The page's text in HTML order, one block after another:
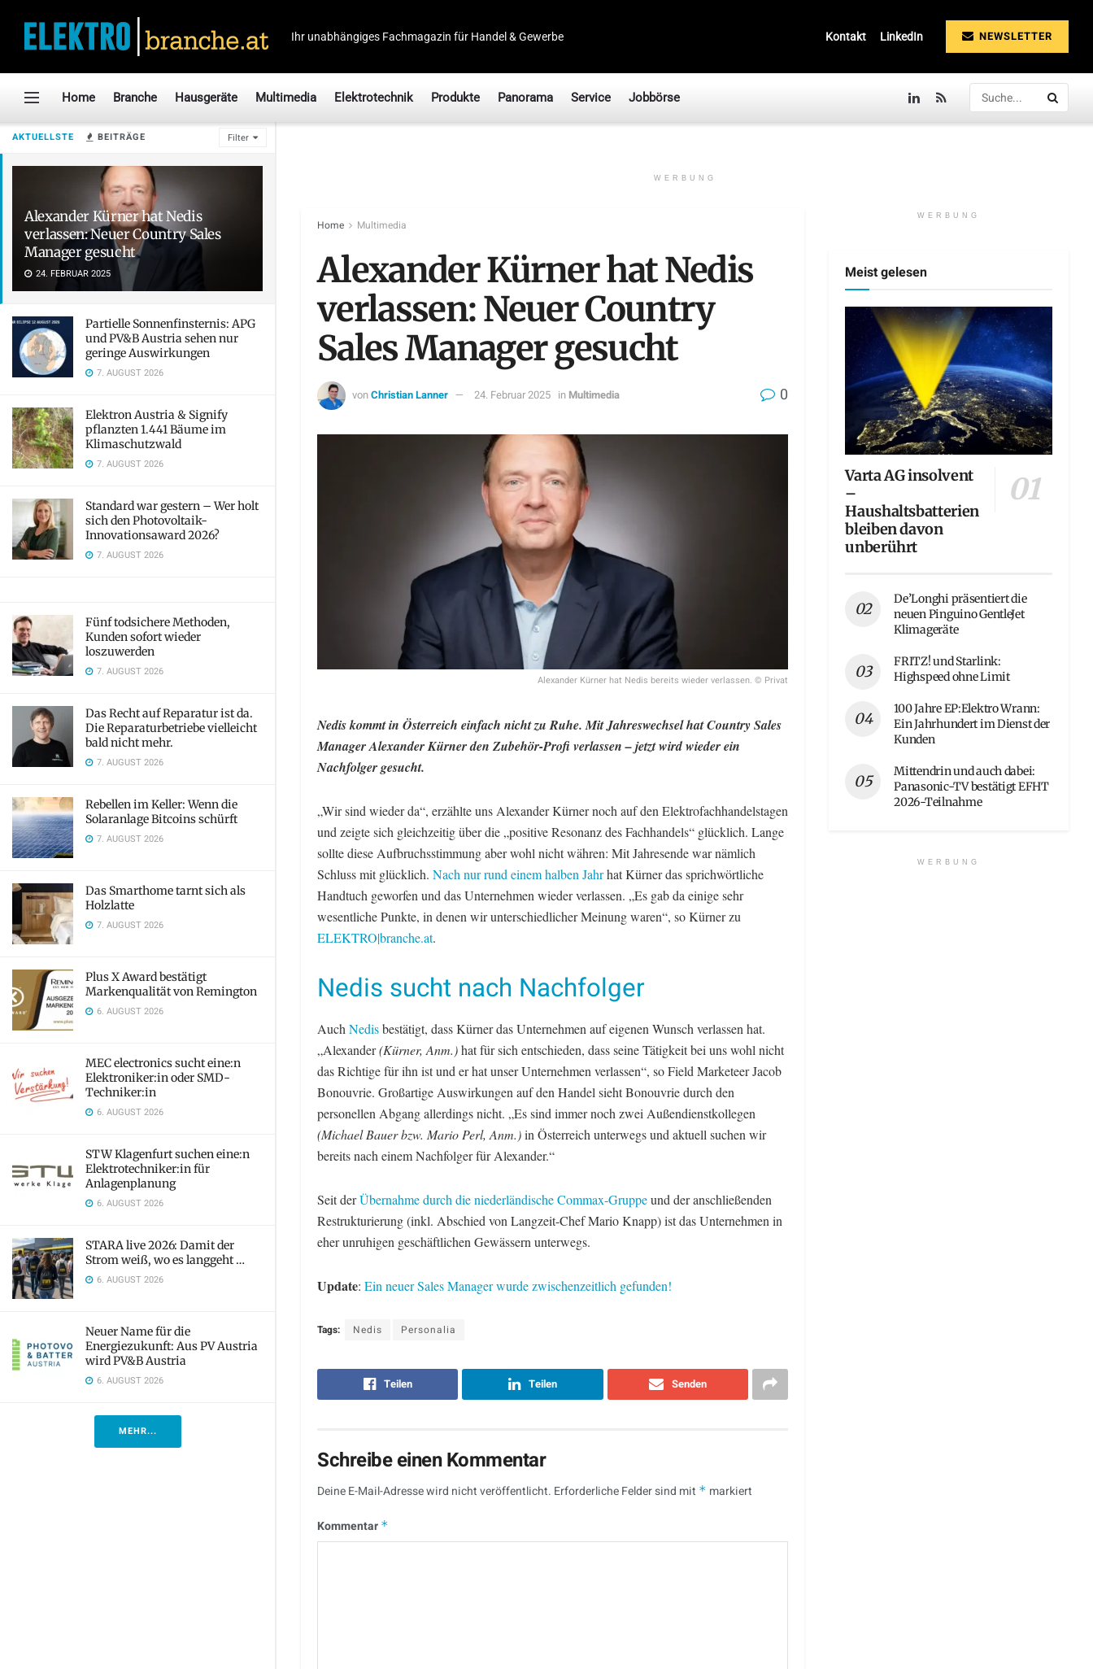
AKTUELLSTE BEITRÄGE Filter
Alexander Kürner hat Nedis
verlassen: Neuer Country Sales
Manager gesucht
24. FEBRUAR 2025
Partielle Sonnenfinsternis: APG
und PV&B Austria sehen nur
geringe Auswirkungen
7. AUGUST 2026
Elektron Austria & Signify
pflanzten 1.441 Bäume im
Klimaschutzwald
7. AUGUST 2026
Standard war gestern – Wer holt
sich den Photovoltaik-
Innovationsaward 2026?
7. AUGUST 2026
Fünf todsichere Methoden,
Kunden sofort wieder
loszuwerden
7. AUGUST 2026
Das Recht auf Reparatur ist da.
Die Reparaturbetriebe vielleicht
bald nicht mehr.
7. AUGUST 2026
Rebellen im Keller: Wenn die
Solaranlage Bitcoins schürft
7. AUGUST 2026
Das Smarthome tarnt sich als
Holzlatte
7. AUGUST 2026
Plus X Award bestätigt
Markenqualität von Remington
6. AUGUST 2026
MEC electronics sucht eine:n
Elektroniker:in oder SMD-
Techniker:in
6. AUGUST 2026
STW Klagenfurt suchen eine:n
Elektrotechniker:in für
Anlagenplanung
6. AUGUST 2026
STARA live 2026: Damit der
Strom weiß, wo es langgeht …
6. AUGUST 2026
Neuer Name für die
Energiezukunft: Aus PV Austria
wird PV&B Austria
6. AUGUST 2026
MEHR...
Ihr unabhängiges Fachmagazin für Handel & Gewerbe Kontakt LinkedIn NEWSLETTER
Home Branche Hausgeräte Multimedia Elektrotechnik Produkte Panorama Service Jobbörse
WERBUNG
Home Multimedia
Alexander Kürner hat Nedis
verlassen: Neuer Country
Sales Manager gesucht
vonChristian Lanner 24. Februar 2025 in Multimedia 0
Alexander Kürner hat Nedis bereits wieder verlassen. © Privat
Nedis kommt in Österreich einfach nicht zu Ruhe. Mit Jahreswechsel hat Country Sales
Manager Alexander Kürner den Zubehör-Profi verlassen – jetzt wird wieder ein
Nachfolger gesucht.
„Wir sind wieder da“, erzählte uns Alexander Kürner noch auf den Elektrofachhandelstagen
und zeigte sich gleichzeitig über die „positive Resonanz des Fachhandels“ glücklich. Lange
sollte diese Aufbruchsstimmung aber wohl nicht währen: Mit Jahresende war nämlich
Schluss mit glücklich. Nach nur rund einem halben Jahrhat Kürner das sprichwörtliche
Handtuch geworfen und das Unternehmen wieder verlassen. „Es gab da einige sehr
wesentliche Punkte, in denen wir unterschiedlicher Meinung waren“, so Kürner zu
ELEKTRO|branche.at.
Nedis sucht nach Nachfolger
Auch Nedisbestätigt, dass Kürner das Unternehmen auf eigenen Wunsch verlassen hat.
„Alexander(Kürner, Anm.)hat für sich entschieden, dass seine Tätigkeit bei uns wohl nicht
das Richtige für ihn ist und er hat unser Unternehmen verlassen“, so Field Marketeer Jacob
Bonouvrie. Großartige Auswirkungen auf den Handel sieht Bonouvrie durch den
personellen Abgang allerdings nicht. „Es sind immer noch zwei Außendienstkollegen
(Michael Bauer bzw. Mario Perl, Anm.)in Österreich unterwegs und aktuell suchen wir
bereits nach einem Nachfolger für Alexander.“
Seit derÜbernahme durch die niederländische Commax-Gruppeund der anschließenden
Restrukturierung (inkl. Abschied von Langzeit-Chef Mario Knapp) ist das Unternehmen in
eher unruhigen geschäftlichen Gewässern unterwegs.
Update: Ein neuer Sales Manager wurde zwischenzeitlich gefunden!
Tags: Nedis Personalia
Teilen Teilen Senden
Schreibe einen Kommentar
Deine E-Mail-Adresse wird nicht veröffentlicht. Erforderliche Felder sind mit * markiert
Kommentar *
WERBUNG
Meist gelesen
Varta AG insolvent
–
Haushaltsbatterien
bleiben davon
unberührt
De’Longhi präsentiert die
neuen Pinguino GentleJet
Klimageräte
FRITZ! und Starlink:
Highspeed ohne Limit
100 Jahre EP:Elektro Wrann:
Ein Jahrhundert im Dienst der
Kunden
Mittendrin und auch dabei:
Panasonic-TV bestätigt EFHT
2026-Teilnahme
WERBUNG